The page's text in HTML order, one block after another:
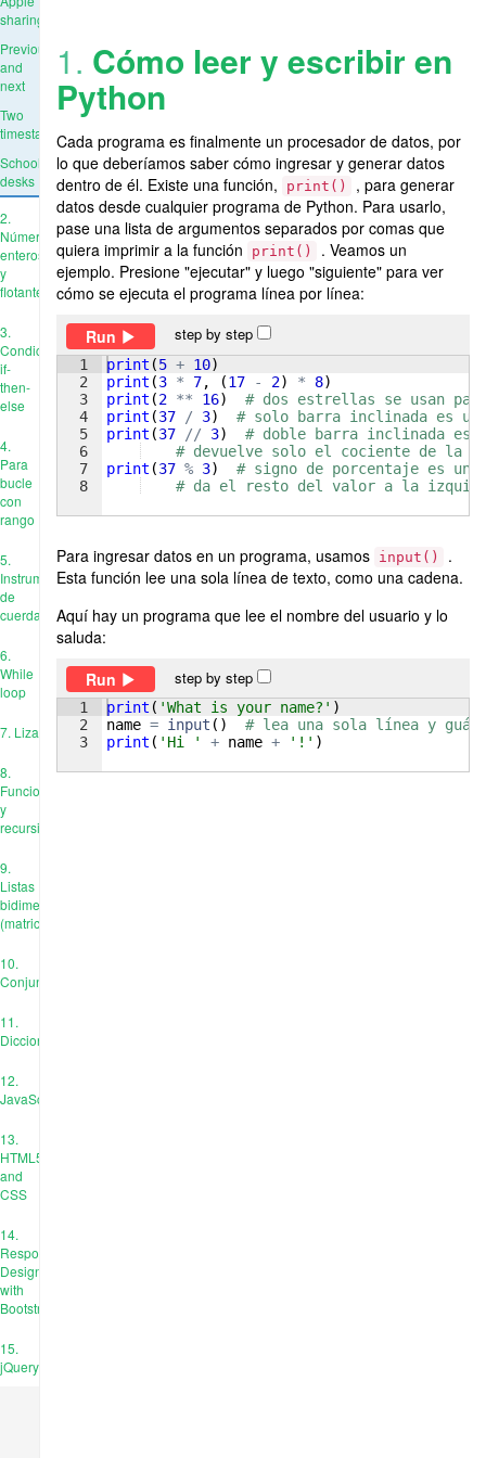
sharing
Previous
and
next
Two
timestamps
School
desks
2.
Números
enteros
y
flotantes
3.
Condiciones:
if-
then-
else
4.
Para
bucle
con
rango
5.
Instrumentos
de
cuerda
6.
While
loop
7. Liza
8.
Funciones
y
recursión
9.
Listas
bidimensionales
(matrices)
10.
Conjuntos
11.
Diccionarios
12.
JavaScript
13.
HTML5
and
CSS
14.
Responsive
Design
with
Bootstrap
15.
jQuery
1. Cómo leer y escribir en
Python
Cada programa es finalmente un procesador de datos, por
lo que deberíamos saber cómo ingresar y generar datos
dentro de él. Existe una función,
print()
, para generar
datos desde cualquier programa de Python. Para usarlo,
pase una lista de argumentos separados por comas que
quiera imprimir a la función
print()
. Veamos un
ejemplo. Presione "ejecutar" y luego "siguiente" para ver
cómo se ejecuta el programa línea por línea:
Run
step by step
1
2
3
4
5
6
7
8
print (5 + 10)
print (3 * 7, (17 - 2) * 8)
print (2 ** 16)
# dos estrellas se usan
print (37 / 3)
# solo barra inclinada es
print (37 // 3)
# doble barra inclinada es
# devuelve solo el cociente de la
print (37 % 3)
# signo de porcentaje es un
# da el resto del valor a la
Para ingresar datos en un programa, usamos input()
.
Esta función lee una sola línea de texto, como una cadena.
Aquí hay un programa que lee el nombre del usuario y lo
saluda:
Run
step by step
1
2
3
print ( 'What is your name?' )
name = input ( )
# lea una sola línea y
print ( 'Hi ' + name + '!' )